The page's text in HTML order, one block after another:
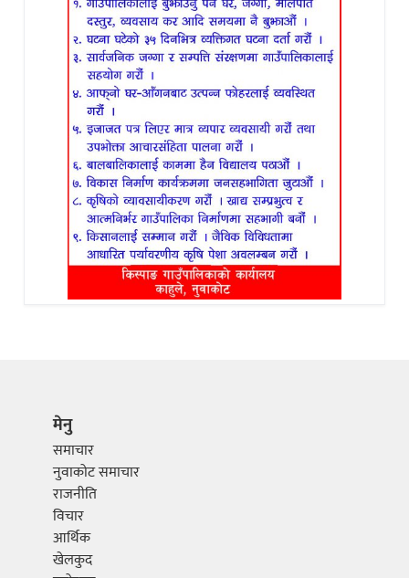
मेनु
समाचार
नुवाकोट समाचार
राजनीति
विचार
आर्थिक
खेलकुद